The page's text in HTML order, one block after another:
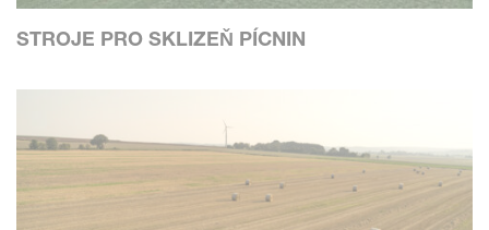
STROJE PRO SKLIZEŇ PÍCNIN